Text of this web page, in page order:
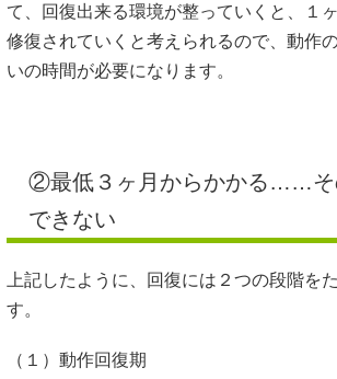
て、回復出来る環境が整っていくと、１
修復されていくと考えられるので、動作
いの時間が必要になります。
②最低３ヶ月からかかる……
できない
上記したように、回復には２つの段階を
す。
（１）動作回復期